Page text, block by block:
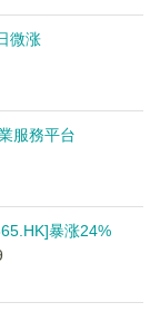
微涨
服務平台
暴涨24%